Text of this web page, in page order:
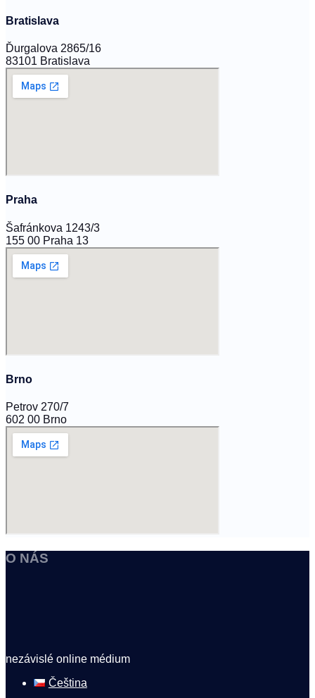
Bratislava
Ďurgalova 2865/16
83101 Bratislava
Praha
Šafránkova 1243/3
155 00 Praha 13
Brno
Petrov 270/7
602 00 Brno
O NÁS
nezávislé online médium
Čeština